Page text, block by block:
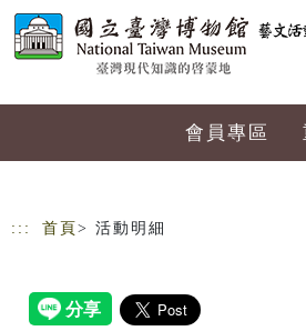
會員專區
::: 首頁 > 活動明細